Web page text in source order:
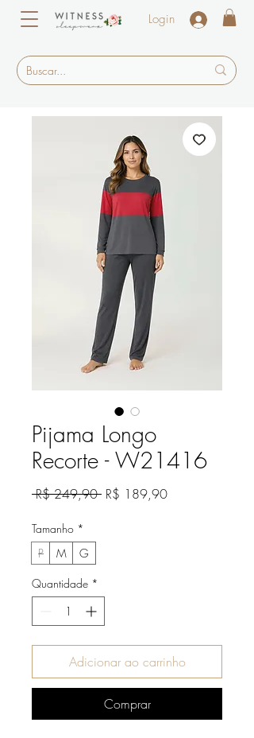
Login
Pijama Longo
Recorte - W21416
R$ 249,90 Preço
R$ 189,90Preço
Tamanho *
P
M
G
Quantidade *
Adicionar ao carrinho
Comprar